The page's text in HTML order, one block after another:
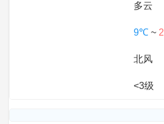
多云
9℃ ~
北风
<3级